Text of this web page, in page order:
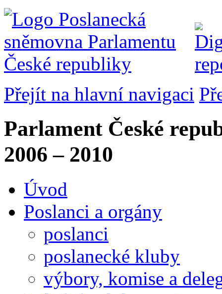
Přejít na hlavní navigaci
Parlament České
2006 – 2010
Úvod
Poslanci a orgány
poslanci
poslanecké kluby
výbory, komise a